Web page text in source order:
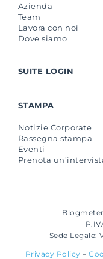
Azienda
Team
Lavora con noi
Dove siamo
SUITE LOGIN
STAMPA
Notizie Corporate
Rassegna stampa
Eventi
Prenota
Sede Legale:
Privacy Policy –